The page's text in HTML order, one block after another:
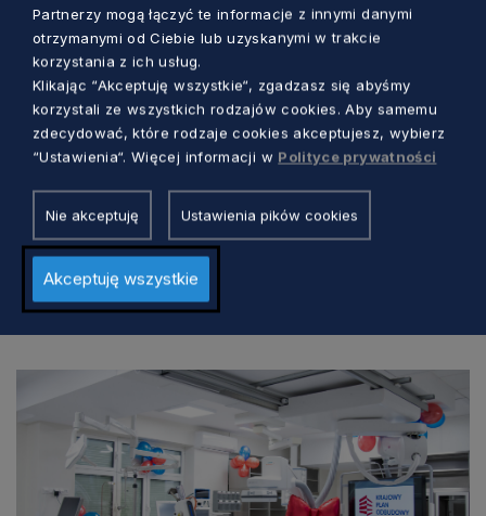
ciała, co oznacza mniejszą utratę krwi, krótsze
gojenie się ran oraz szybszy powrót do zdrowia
po zabiegu. Robot chirurgiczny da Vinci
umożliwia poprawienie komfortu pracy
operatora, co bezpośrednio przekłada się na
wyższą powtarzalność wyników operacji.
Zobacz również
Partnerzy mogą łączyć te informacje z innymi danymi
otrzymanymi od Ciebie lub uzyskanymi w trakcie
korzystania z ich usług.
Klikając “Akceptuję wszystkie“, zgadzasz się abyśmy
korzystali ze wszystkich rodzajów cookies. Aby samemu
zdecydować, które rodzaje cookies akceptujesz, wybierz
“Ustawienia“. Więcej informacji w Polityce prywatności
Nie akceptuję Ustawienia pików cookies
Akceptuję wszystkie